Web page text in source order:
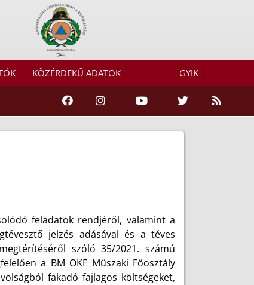
KÖZÉRDEKŰ ADATOK GYIK
feladatok rendjéről, valamint a
jelzés adásával és a téves
szóló 35/2021. számú
a BM OKF Műszaki Főosztály
fakadó fajlagos költségeket,